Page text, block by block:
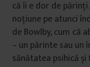
că îi e dor de
noțiune pe atunci
de Bowlby, cum că
– un părinte sau
sănătatea psihică și